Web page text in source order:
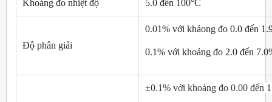
Khoảng đo nhiệt độ 5.0 đến 100°C
Độ phân giải
0.01% với khảong đo 0.0 đến
0.1% với khoảng đo 2.0 đến
±0.1% với khoảng đo 0.00 đến